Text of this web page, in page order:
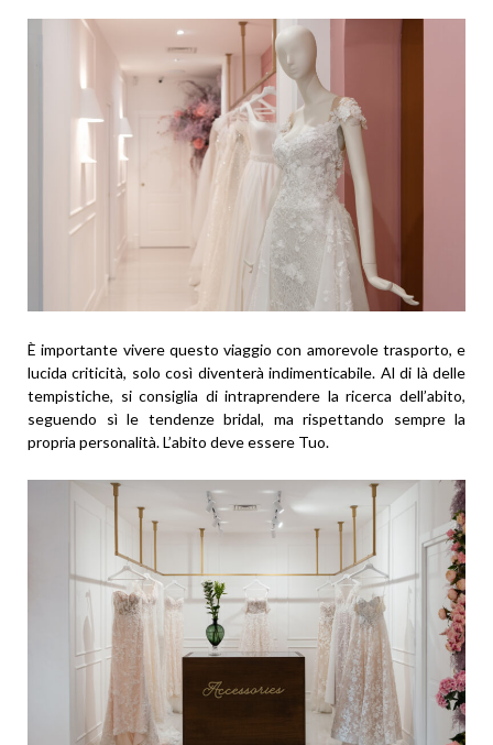
È importante vivere questo viaggio con amorevole trasporto, e
lucida criticità, solo così diventerà indimenticabile. Al di là delle
tempistiche, si consiglia di intraprendere la ricerca dell’abito,
seguendo sì le tendenze bridal, ma rispettando sempre la
propria personalità. L’abito deve essere Tuo.